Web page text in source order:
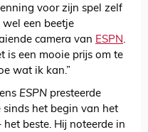
voor zijn spel zelf
een beetje
camera van ESPN.
is een mooie prijs om te
wat ik kan.”
ESPN presteerde
sinds het begin van het
beste. Hij noteerde in